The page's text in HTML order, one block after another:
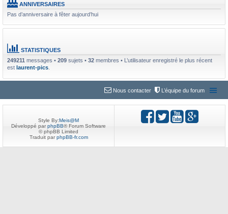
ANNIVERSAIRES
Pas d’anniversaire à fêter aujourd’hui
STATISTIQUES
249211 messages • 209 sujets • 32 membres • L’utilisateur enregistré le plus récent
est laurent-pics
L’équipe du forum
Nous contacter
Style By:Meis@M
Développé parphpBB® Forum Software
© phpBB Limited
Traduit parphpBB-fr.com